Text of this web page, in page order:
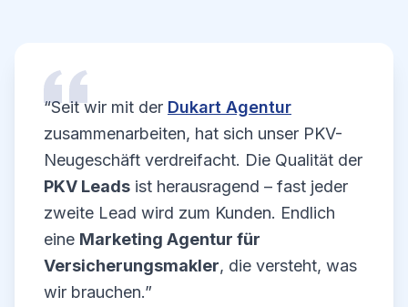
“Seit wir mit der Dukart Agentur
zusammenarbeiten, hat sich unser PKV-
Neugeschäft verdreifacht. Die Qualität der
PKV Leads ist herausragend – fast jeder
zweite Lead wird zum Kunden. Endlich
eine Marketing Agentur für
Versicherungsmakler, die versteht, was
wir brauchen.”